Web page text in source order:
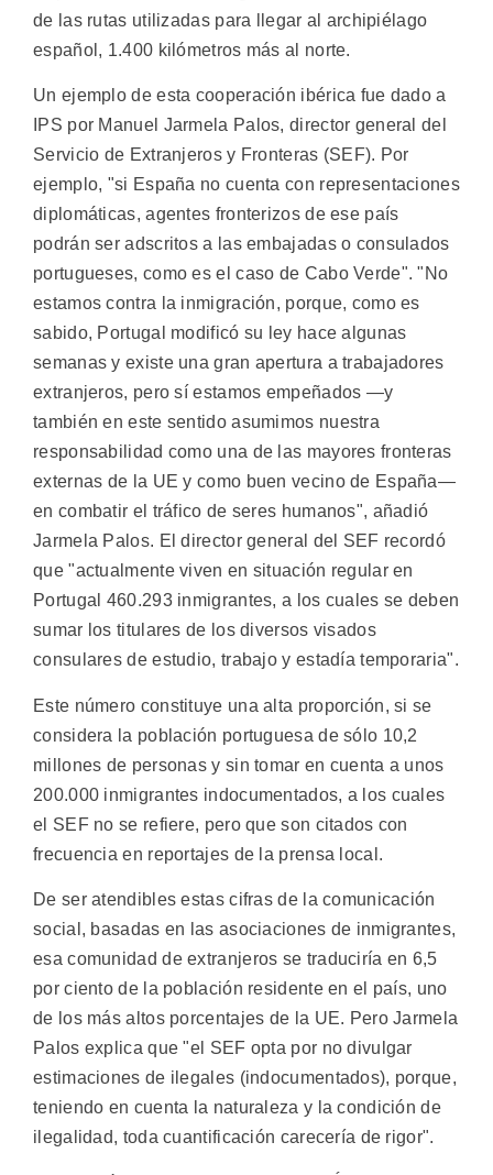
de las rutas utilizadas para llegar al archipiélago
español, 1.400 kilómetros más al norte.
Un ejemplo de esta cooperación ibérica fue dado a
IPS por Manuel Jarmela Palos, director general del
Servicio de Extranjeros y Fronteras (SEF). Por
ejemplo, "si España no cuenta con representaciones
diplomáticas, agentes fronterizos de ese país
podrán ser adscritos a las embajadas o consulados
portugueses, como es el caso de Cabo Verde". "No
estamos contra la inmigración, porque, como es
sabido, Portugal modificó su ley hace algunas
semanas y existe una gran apertura a trabajadores
extranjeros, pero sí estamos empeñados —y
también en este sentido asumimos nuestra
responsabilidad como una de las mayores fronteras
externas de la UE y como buen vecino de España—
en combatir el tráfico de seres humanos", añadió
Jarmela Palos. El director general del SEF recordó
que "actualmente viven en situación regular en
Portugal 460.293 inmigrantes, a los cuales se deben
sumar los titulares de los diversos visados
consulares de estudio, trabajo y estadía temporaria".
Este número constituye una alta proporción, si se
considera la población portuguesa de sólo 10,2
millones de personas y sin tomar en cuenta a unos
200.000 inmigrantes indocumentados, a los cuales
el SEF no se refiere, pero que son citados con
frecuencia en reportajes de la prensa local.
De ser atendibles estas cifras de la comunicación
social, basadas en las asociaciones de inmigrantes,
esa comunidad de extranjeros se traduciría en 6,5
por ciento de la población residente en el país, uno
de los más altos porcentajes de la UE. Pero Jarmela
Palos explica que "el SEF opta por no divulgar
estimaciones de ilegales (indocumentados), porque,
teniendo en cuenta la naturaleza y la condición de
ilegalidad, toda cuantificación carecería de rigor".